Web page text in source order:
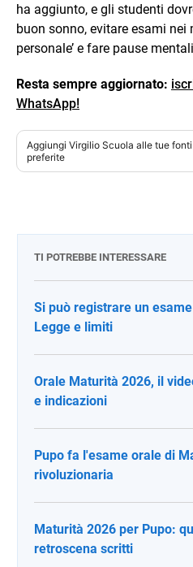
ha aggiunto, e gli studenti
buon sonno, evitare esami nei
personale’ e fare pause
Resta sempre aggiornato:
WhatsApp!
Aggiungi Virgilio Scuola alle tue
preferite
TI POTREBBE INTERESSARE
Si può registrare un
Legge e limiti
Orale Maturità 2026, il
e indicazioni
Pupo fa l'esame orale di
rivoluzionaria
Maturità 2026 per Pupo:
retroscena scritti